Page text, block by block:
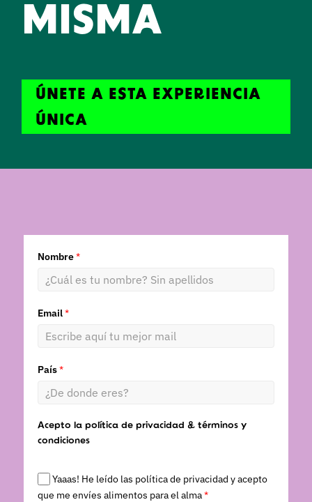
MISMA
ÚNETE A ESTA EXPERIENCIA
ÚNICA
Nombre*
Email*
País*
Acepto la política de privacidad & términos y
condiciones
Yaaas! He leído las política de privacidad y acepto
que me envíes alimentos para el alma*